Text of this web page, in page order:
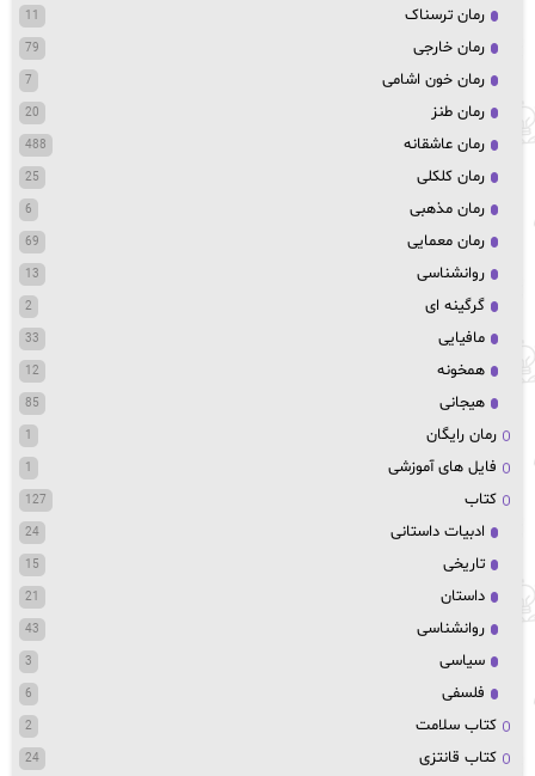
رمان ترسناک 11
رمان خارجی 79
رمان خون اشامی 7
رمان طنز 20
رمان عاشقانه 488
رمان کلکلی 25
رمان مذهبی 6
رمان معمایی 69
روانشناسی 13
گرگینه ای 2
مافیایی 33
همخونه 12
هیجانی 85
رمان رایگان 1
فایل های آموزشی 1
کتاب 127
ادبیات داستانی 24
تاریخی 15
داستان 21
روانشناسی 43
سیاسی 3
فلسفی 6
کتاب سلامت 2
کتاب قانتزی 24